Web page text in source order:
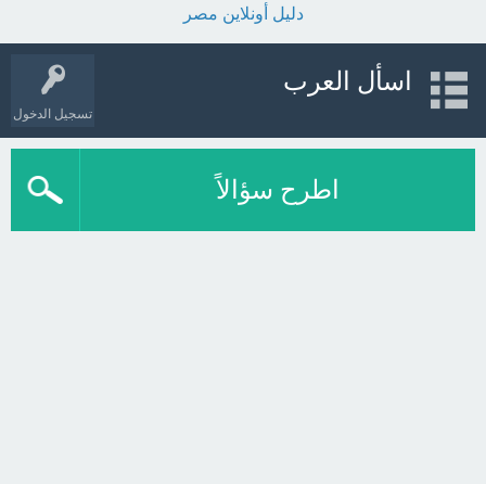
دليل أونلاين مصر
تسجيل الدخول
اسأل العرب
اطرح سؤالاً